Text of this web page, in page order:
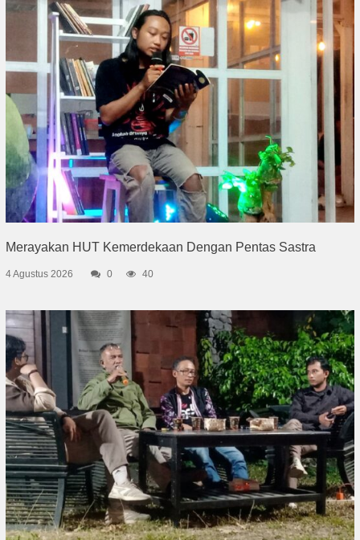
Merayakan HUT Kemerdekaan Dengan Pentas Sastra
4 Agustus 2026 0 40